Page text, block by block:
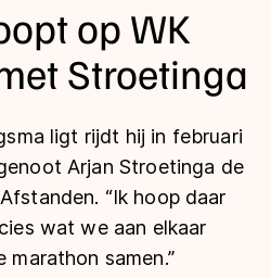
op WK
Stroetinga
ligt rijdt hij in februari
Arjan Stroetinga de
“Ik hoop daar
wat we aan elkaar
marathon samen.”